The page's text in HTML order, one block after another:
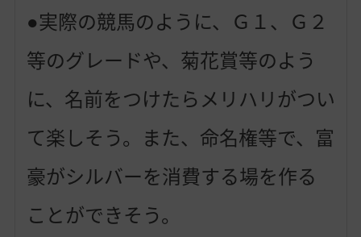
●実際の競馬のように、Ｇ１、Ｇ２
等のグレードや、菊花賞等のよう
に、名前をつけたらメリハリがつい
て楽しそう。また、命名権等で、富
豪がシルバーを消費する場を作る
ことができそう。